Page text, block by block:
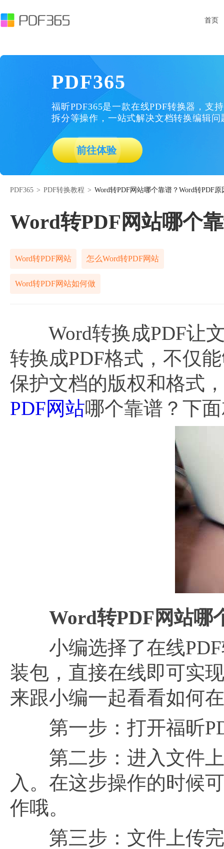
首页
PDF365
福昕PDF365是一款在线PDF转换器，支
拆分等操作，一站式解决文档转换编辑问
前往体验
PDF365 > PDF转换教程 > Word转PDF网站哪个靠谱？Word转PDF原
Word转PDF网站哪个
Word转PDF网站 怎么Word转PDF网站
Word转PDF网站如何做
Word转换成PDF让文
转换成PDF格式，不仅
保护文档的版权和格式
PDF网站哪个靠谱？下
Word转PDF网站哪
小编选择了在线PDF
装包，直接在线即可实
来跟小编一起看看如何
第一步：打开福昕
第二步：进入文件上
入。在这步操作的时候
作哦。
第三步：文件上传完